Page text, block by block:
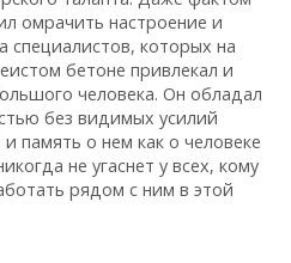
омрачить настроение и
которых на
бетоне привлекал и
человека. Он обладал
без видимых усилий
память о нем как о человеке
не угаснет у всех, кому
рядом с ним в этой